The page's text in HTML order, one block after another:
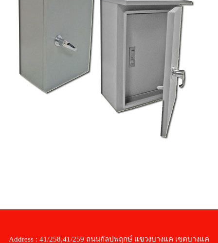
Address : 41/258,41/259 ถนนกัลปพฤกษ์ แขวงบางแค เขตบางแค